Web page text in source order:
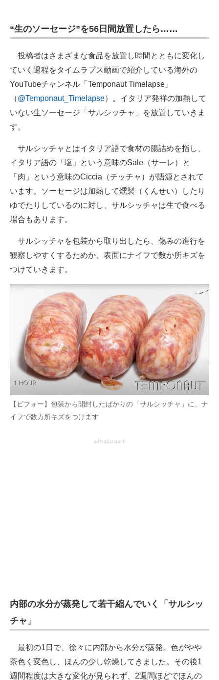
建設×テクノロジーの最前線
ちょっと気になるネットの話題
“生のソーセージ”を56日間放置したら……
投稿者はさまざまな食品を放置し時間とともに変化し
ていく過程をタイムラプス動画で紹介している海外の
YouTubeチャンネル「Temponaut Timelapse」
（@Temponaut_Timelapse）。イタリア発祥の加熱して
いない生ソーセージ「サルシッチャ」を放置していきま
す。
サルシッチャとはイタリア語で食材の腸詰めを指し、
イタリア語の「塩」という意味のSale（サーレ）と
「肉」という意味のCiccia（チッチャ）が語源とされて
います。ソーセージは加熱して燻製（くんせい）したり
ゆでたりしているのに対し、サルシッチャは生で食べる
場合もあります。
サルシッチャを包装から取り出したら、傷みの進行を
観察しやすくするためか、表面にナイフで数か所キズを
つけていきます。
【ビフォー】包装から開封したばかりの「サルシッチャ」に、ナ
イフで数カ所キズをつけます
advertisement
内部の水分が蒸発して若干縮んでいく「サルシッ
チャ」
最初の1日で、徐々に内部から水分が蒸発。色がやや
茶色く変色し、ほんの少し乾燥してきました。その後1
週間程度は大きな変化が見られず、2週間ほどでほんの